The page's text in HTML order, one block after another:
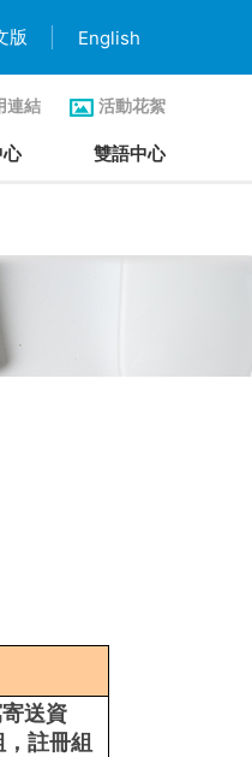
版 English
連結 活動花絮
雙語中心
送資
註冊組